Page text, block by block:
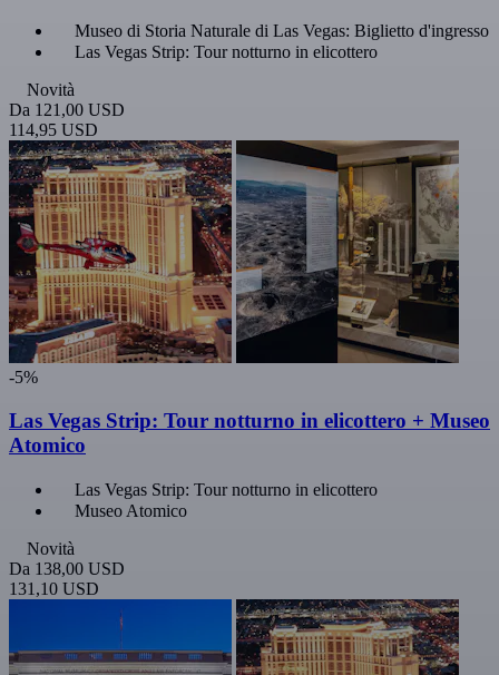
Museo di Storia Naturale di Las Vegas: Biglietto d'ingresso
Las Vegas Strip: Tour notturno in elicottero
Novità
Da 121,00 USD
114,95 USD
-5%
Las Vegas Strip: Tour notturno in elicottero + Museo
Atomico
Las Vegas Strip: Tour notturno in elicottero
Museo Atomico
Novità
Da 138,00 USD
131,10 USD